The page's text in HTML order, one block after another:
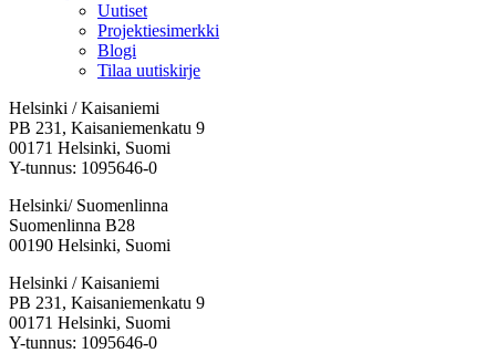
Uutiset
Projektiesimerkki
Blogi
Tilaa uutiskirje
Helsinki / Kaisaniemi
PB 231, Kaisaniemenkatu 9
00171 Helsinki, Suomi
Y-tunnus: 1095646-0
Helsinki/ Suomenlinna
Suomenlinna B28
00190 Helsinki, Suomi
Facebook:
Avataan
uuteen
välilehteen
Instagram:
Avataan
uuteen
välilehteen
TikTok:
Avataan
uuteen
välilehteen
Youtube:
Avataan
uuteen
välilehteen
Vimeo:
Avataan
uuteen
välilehteen
Helsinki / Kaisaniemi
PB 231, Kaisaniemenkatu 9
00171 Helsinki, Suomi
Y-tunnus: 1095646-0